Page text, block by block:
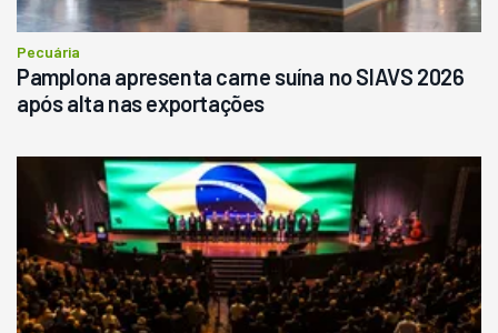
Consultar
Pecuária
Pamplona apresenta carne suína no SIAVS 2026
após alta nas exportações